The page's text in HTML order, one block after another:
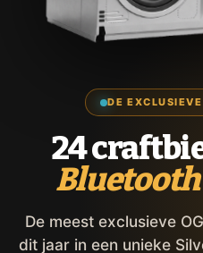
DE
24
De meest exclusieve
dit jaar in een unieke